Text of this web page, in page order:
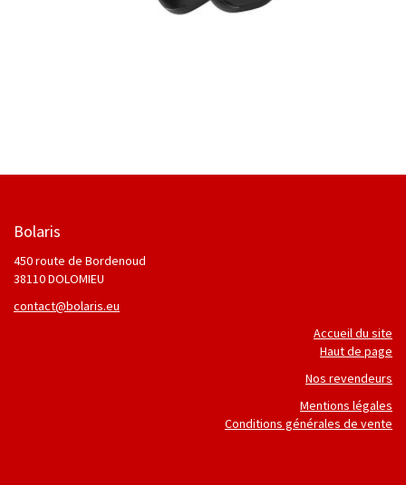
Bolaris
450 route de Bordenoud
38110 DOLOMIEU
contact@bolaris.eu
Accueil du site
Haut de page
Nos revendeurs
Mentions légales
Conditions générales de vente